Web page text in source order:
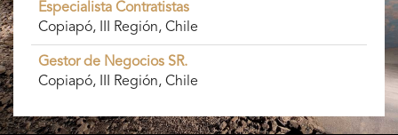
Especialista Contratistas
Copiapó, III Región, Chile
Gestor de Negocios SR.
Copiapó, III Región, Chile